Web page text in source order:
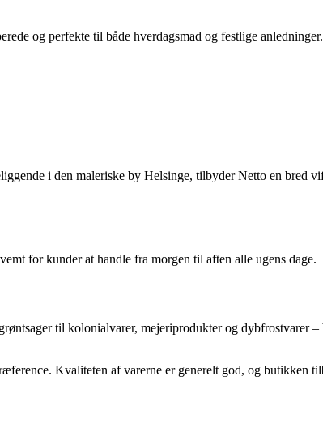
og perfekte til både hverdagsmad og festlige anledninger.
i den maleriske by Helsinge, tilbyder Netto en bred
for kunder at handle fra morgen til aften alle ugens dage.
til kolonialvarer, mejeriprodukter og dybfrostvarer
Kvaliteten af varerne er generelt god, og butikken